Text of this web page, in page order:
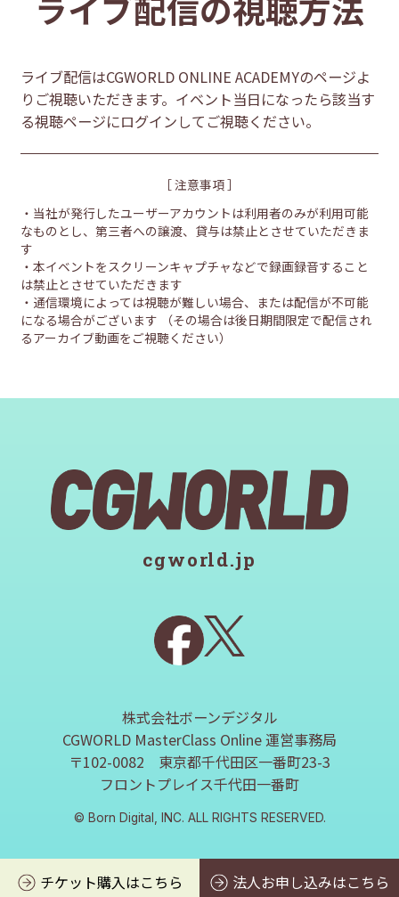
チケット購入はこちら 法人お申し込みはこちら
ライブ配信はCGWORLD ONLINE ACADEMYのページよ
りご視聴いただきます。イベント当日になったら該当す
る視聴ページにログインしてご視聴ください。
［ 注意事項 ］
・当社が発行したユーザーアカウントは利用者のみが利用可能
なものとし、第三者への譲渡、貸与は禁止とさせていただきま
す
・本イベントをスクリーンキャプチャなどで録画録音すること
は禁止とさせていただきます
・通信環境によっては視聴が難しい場合、または配信が不可能
になる場合がございます
（その場合は後日期間限定で配信され
るアーカイブ動画をご視聴ください）
cgworld.jp
株式会社ボーンデジタル
CGWORLD MasterClass Online 運営事務局
〒102-0082 東京都千代田区一番町23-3
フロントプレイス千代田一番町
© Born Digital, INC. ALL RIGHTS RESERVED.